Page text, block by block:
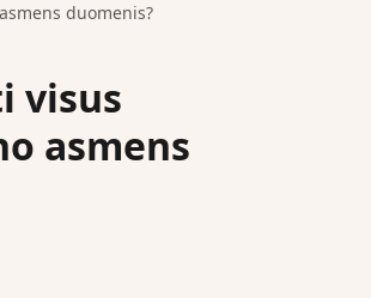
duomenis?
visus
asmens